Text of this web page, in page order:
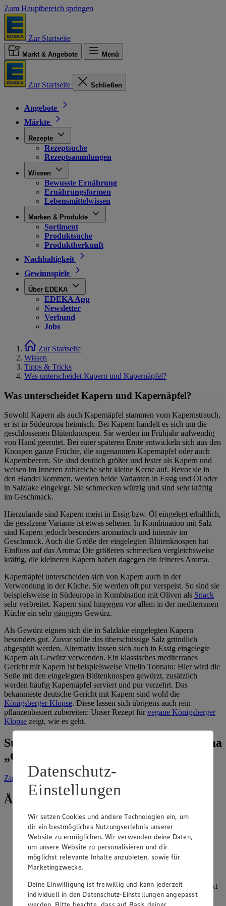
Zum Hauptbereich springen
Zur Startseite
Markt & Angebote Menü
Zur Startseite Schließen
Angebote
Märkte
Rezepte
Rezeptsuche
Rezeptsammlungen
Wissen
Bewusste Ernährung
Ernährungsformen
Lebensmittelwissen
Marken & Produkte
Sortiment
Produktsuche
Produktherkunft
Nachhaltigkeit
Gewinnspiele
Über EDEKA
EDEKA App
Newsletter
Verbund
Jobs
Zur Startseite
Wissen
Tipps & Tricks
Was unterscheidet Kapern und Kapernäpfel?
Was unterscheidet Kapern und Kapernäpfel?
Sowohl Kapern als auch Kapernäpfel stammen vom Kapernstrauch,
er ist in Südeuropa heimisch. Bei Kapern handelt es sich um die
geschlossenen Blütenknospen. Sie werden im Frühjahr aufwendig
von Hand geerntet. Bei einer späteren Ernte entwickeln sich aus den
Knospen ganze Früchte, die sogenannten Kapernäpfel oder auch
Kapernbeeren. Sie sind deutlich größer und fester als Kapern und
weisen im Inneren zahlreiche sehr kleine Kerne auf. Bevor sie in
den Handel kommen, werden beide Varianten in Essig und Öl oder
in Salzlake eingelegt. Sie schmecken würzig und sind sehr kräftig
im Geschmack.
Hierzulande sind Kapern meist in Essig bzw. Öl eingelegt erhältlich,
die gesalzene Variante ist etwas seltener. In Kombination mit Salz
sind Kapern jedoch besonders aromatisch und intensiv im
Geschmack. Auch die Größe der eingelegten Blütenknospen hat
Einfluss auf das Aroma: Die größeren schmecken vergleichsweise
kräftig, die kleineren Kapern haben dagegen ein feineres Aroma.
Kapernäpfel unterscheiden sich von Kapern auch in der
Verwendung in der Küche. Sie werden oft pur verspeist. So sind sie
beispielsweise in Südeuropa in Kombination mit Oliven als Snack
sehr verbreitet. Kapern sind hingegen vor allem in der mediterranen
Küche ein sehr gängiges Gewürz.
Als Gewürz eignen sich die in Salzlake eingelegten Kapern
besonders gut. Zuvor sollte das überschüssige Salz gründlich
abgespült werden. Alternativ lassen sich auch in Essig eingelegte
Kapern als Gewürz verwenden. Ein klassisches mediterranes
Gericht mit Kapern ist beispielsweise Vitello Tonnato: Hier wird die
Soße mit den eingelegten Blütenknospen gewürzt, zusätzlich
werden häufig Kapernäpfel serviert und pur verzehrt. Das
bekannteste deutsche Gericht mit Kapern sind wohl die
Königsberger Klopse. Diese lassen sich übrigens auch rein
pflanzenbasiert zubereiten: Unser Rezept für vegane Königsberger
Klopse zeigt, wie es geht.
Suche weitere Tipps & Tricks zum Thema
„Obst & Gemüse“
Zur Suche vorgefiltert nach Kategorie: Obst & Gemüse
Ähnliche Inhalte
Ist auch das Grün der Mairübe essbar?
Kategorie:Obst & Gemüse
Neben der weißen Knolle ist auch das Grün der Mairübe
essbar. Es hat einen sehr frischen und eher milden
beispielsweise als Salat verarbeitet werden oder kleingehackt
verschiedenen Suppen, Soßen oder Dressi…
Datenschutz-
Einstellungen
Wir setzen Cookies und andere Technologien ein, um
dir ein bestmögliches Nutzungserlebnis unserer
Website zu ermöglichen. Wir verwenden deine Daten,
um unsere Website zu personalisieren und dir
möglichst relevante Inhalte anzubieten, sowie für
Marketingzwecke.
Deine Einwilligung ist freiwillig und kann jederzeit
individuell in den Datenschutz-Einstellungen angepasst